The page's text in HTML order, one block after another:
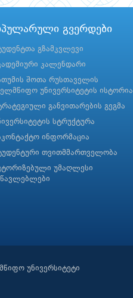
გვერდები
გზამკვლევი
კალენდარი
შოთა რუსთაველის
უნივერსიტეტის ისტორია
განვითარების გეგმა
სტრუქტურა
ინფორმაცია
თვითმმართველობა
უმაღლესი
უნივერსიტეტი